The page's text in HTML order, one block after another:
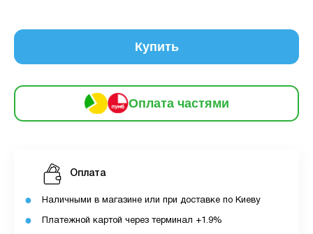
Купить
Оплата частями
12
придбати товар в розстрочку.
Для оформлення розстрочки вам необхідно
Максимальна сума розстрочки дорівнює
вашому доступному ліміту в додатку.
З боку ПУМБ немає жодних прихованих комісій
Оплата
Наличными в магазине или при доставке по Киеву
Платежной картой через терминал +1.9%